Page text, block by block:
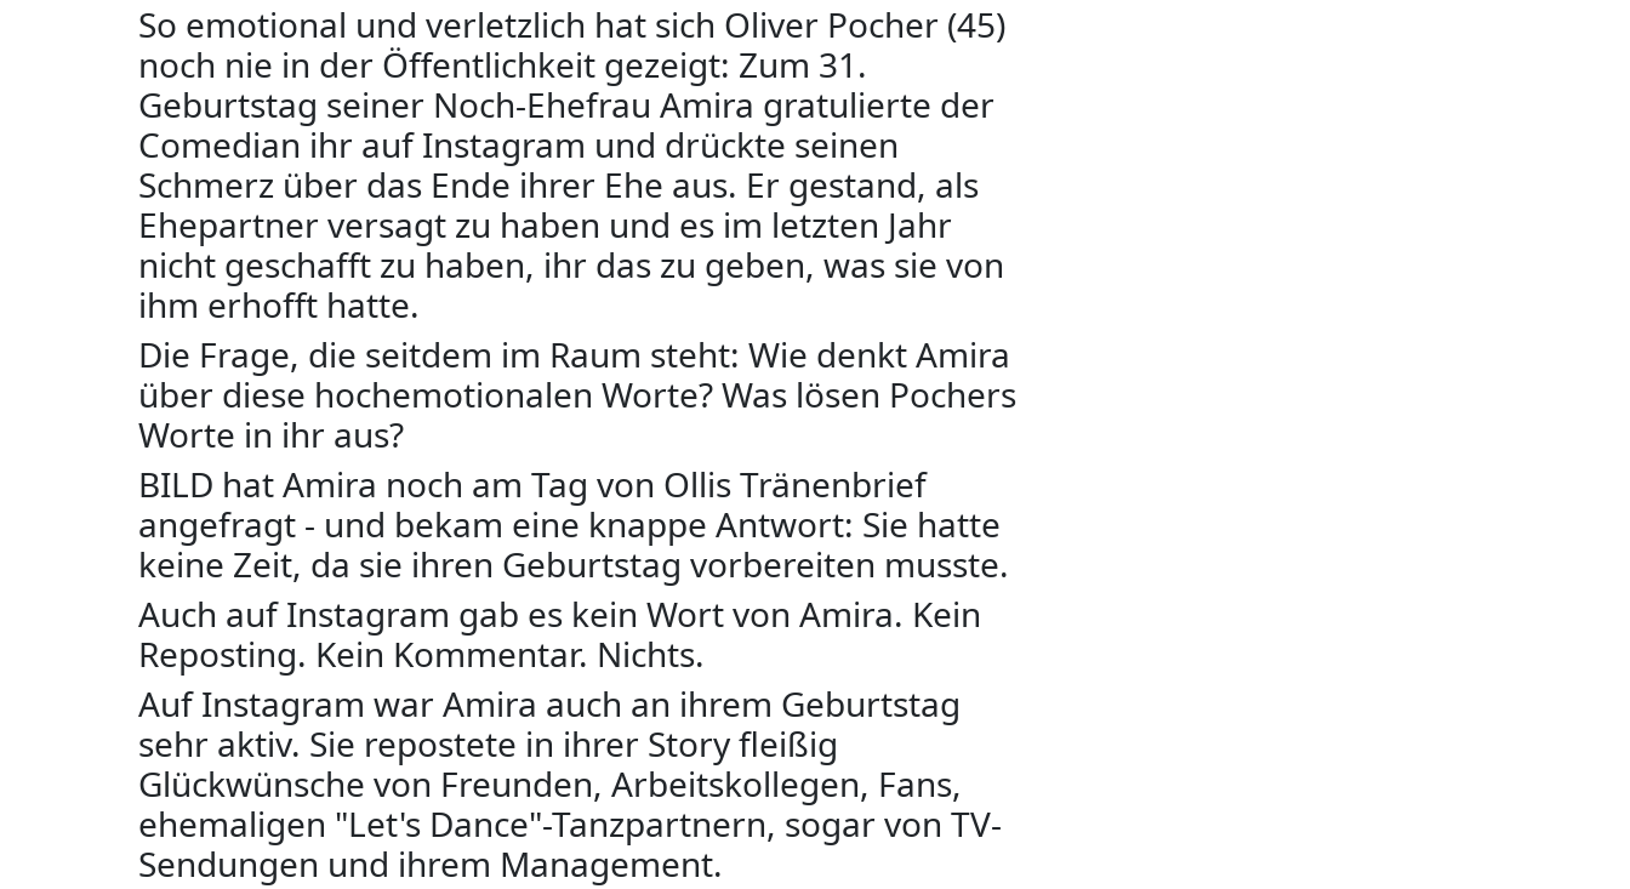
So emotional und verletzlich hat sich Oliver Pocher (45)
noch nie in der Öffentlichkeit gezeigt: Zum 31.
Geburtstag seiner Noch-Ehefrau Amira gratulierte der
Comedian ihr auf Instagram und drückte seinen
Schmerz über das Ende ihrer Ehe aus. Er gestand, als
Ehepartner versagt zu haben und es im letzten Jahr
nicht geschafft zu haben, ihr das zu geben, was sie von
ihm erhofft hatte.
Die Frage, die seitdem im Raum steht: Wie denkt Amira
über diese hochemotionalen Worte? Was lösen Pochers
Worte in ihr aus?
BILD hat Amira noch am Tag von Ollis Tränenbrief
angefragt - und bekam eine knappe Antwort: Sie hatte
keine Zeit, da sie ihren Geburtstag vorbereiten musste.
Auch auf Instagram gab es kein Wort von Amira. Kein
Reposting. Kein Kommentar. Nichts.
Auf Instagram war Amira auch an ihrem Geburtstag
sehr aktiv. Sie repostete in ihrer Story fleißig
Glückwünsche von Freunden, Arbeitskollegen, Fans,
ehemaligen "Let's Dance"-Tanzpartnern, sogar von TV-
Sendungen und ihrem Management.